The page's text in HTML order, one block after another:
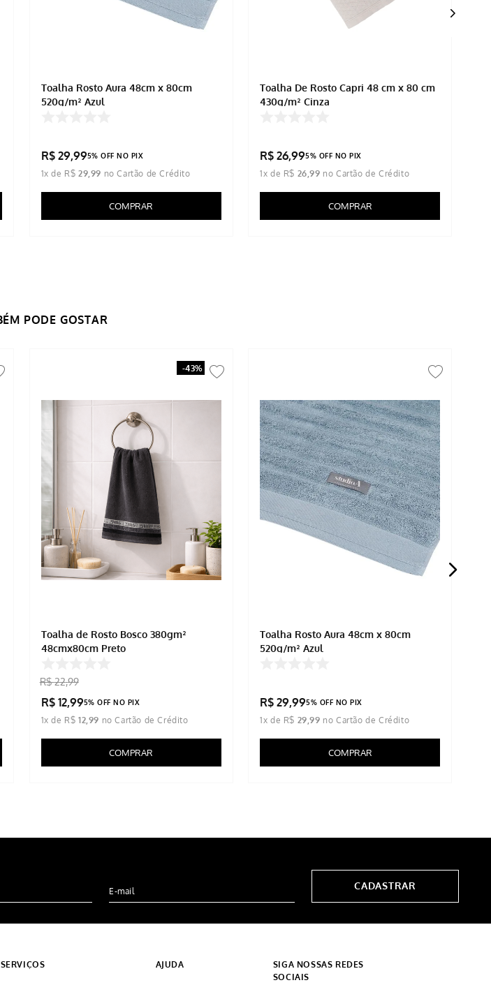
Toalha Rosto Aura 48cm x 80cm
520g/m² Azul
R$ 29,995% OFF NO PIX
1x de R$ 29,99
COMPRAR
Toalha De Rosto Capri 48 cm x 80 cm
430g/m² Cinza
R$ 26,995% OFF NO PIX
1x de R$ 26,99
COMPRAR
-43%
Toalha de Rosto Bosco 380gm²
48cmx80cm Preto
R$ 22,99
R$ 12,995% OFF NO PIX
1x de R$ 12,99
COMPRAR
Toalha Rosto Aura 48cm x 80cm
520g/m² Azul
R$ 29,995% OFF NO PIX
1x de R$ 29,99
COMPRAR
CADASTRAR
SERVIÇOS AJUDA
SIGA NOSSAS REDES
SOCIAIS